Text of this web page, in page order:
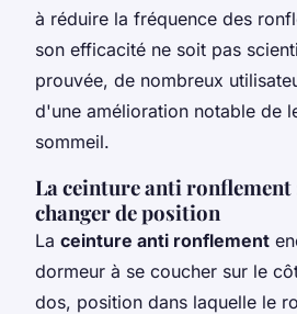
à réduire la fréquence des
son efficacité ne soit pas
prouvée, de nombreux
d'une amélioration notable de
sommeil.
La ceinture anti ronflement
changer de position
La ceinture anti ronflement
dormeur à se coucher sur le
dos, position dans laquelle le